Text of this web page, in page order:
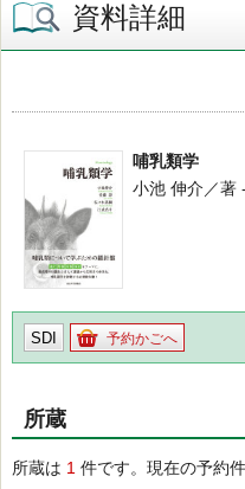
資料詳細
哺乳類学
小池 伸介／著
SDI 予約かごへ
所蔵
所蔵は 1 件です。現在の予約